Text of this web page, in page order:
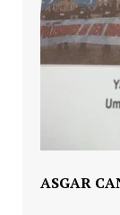
ASGAR